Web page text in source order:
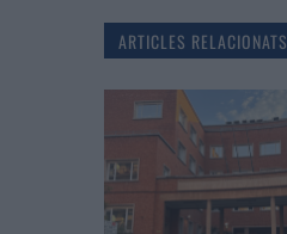
ARTICLES RELACIONATS